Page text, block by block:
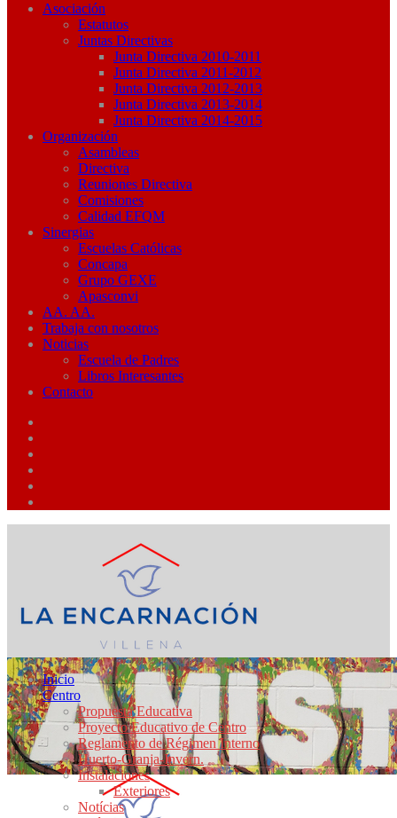
Asociación
Estatutos
Juntas Directivas
Junta Directiva 2010-2011
Junta Directiva 2011-2012
Junta Directiva 2012-2013
Junta Directiva 2013-2014
Junta Directiva 2014-2015
Organización
Asambleas
Directiva
Reuniones Directiva
Comisiones
Calidad EFQM
Sinergias
Escuelas Católicas
Concapa
Grupo GEXE
Apasconvi
AA. AA.
Trabaja con nosotros
Noticias
Escuela de Padres
Libros Interesantes
Contacto
Inicio
Centro
Propuesta Educativa
Proyecto Educativo de Centro
Reglamento de Régimen Interno
Huerto-Granja-Invern.
Instalaciones
Exteriores
Notícias